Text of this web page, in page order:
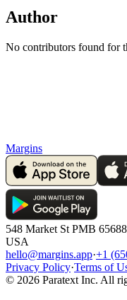
Author
No contributors found for
Margins
548 Market St PMB
USA
hello@margins.app·+1
Privacy Policy·Terms of
© 2026 Paratext Inc. All